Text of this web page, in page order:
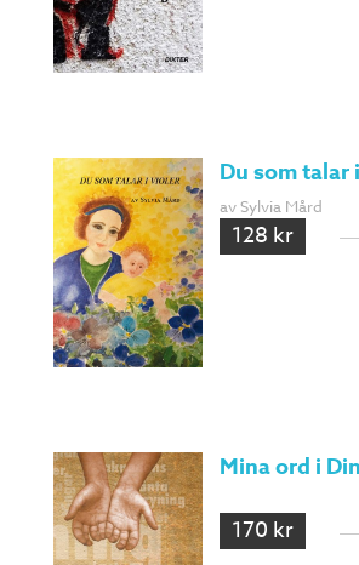
Du som talar
av Sylvia Mård
128 kr
Mina ord i
170 kr